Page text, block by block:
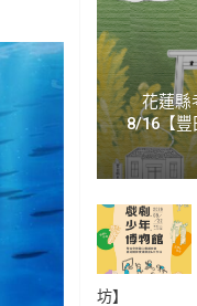
花蓮縣
8/16【豐
坊】